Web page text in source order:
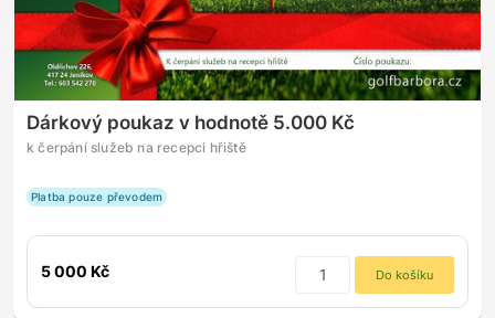
Dárkový poukaz v hodnotě 5.000 Kč
k čerpání služeb na recepci hřiště
Platba pouze převodem
5 000 Kč Do košíku